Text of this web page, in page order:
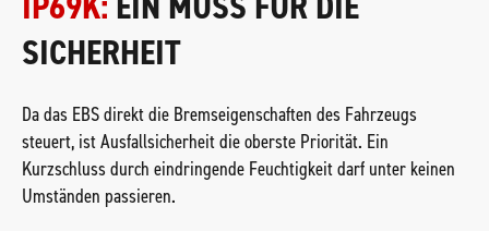
SICHERHEIT
Da das EBS direkt die Bremseigenschaften des Fahrzeugs
steuert, ist Ausfallsicherheit die oberste Priorität. Ein
Kurzschluss durch eindringende Feuchtigkeit darf unter keinen
Umständen passieren.